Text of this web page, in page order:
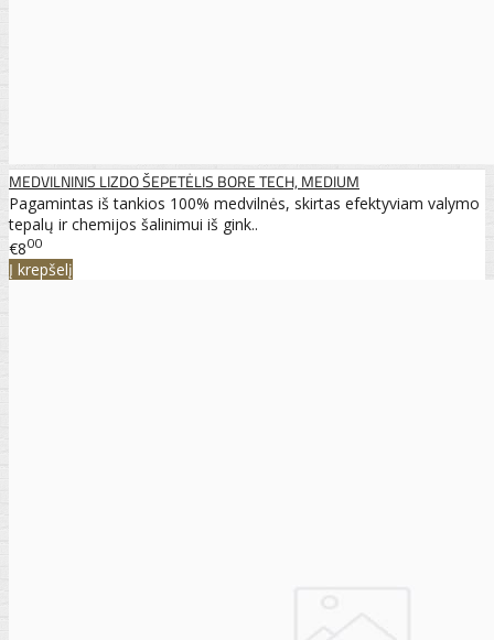
MEDVILNINIS LIZDO ŠEPETĖLIS BORE TECH, MEDIUM
Pagamintas iš tankios 100% medvilnės, skirtas efektyviam valymo
tepalų ir chemijos šalinimui iš gink..
€800
Į krepšelį